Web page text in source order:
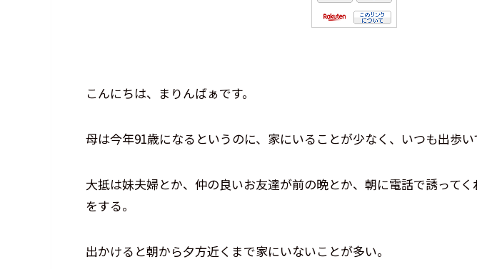
こんにちは、まりんばぁです。
母は今年91歳になるというのに、家にいることが少なく、いつも出歩い
大抵は妹夫婦とか、仲の良いお友達が前の晩とか、朝に電話で誘って
をする。
出かけると朝から夕方近くまで家にいないことが多い。